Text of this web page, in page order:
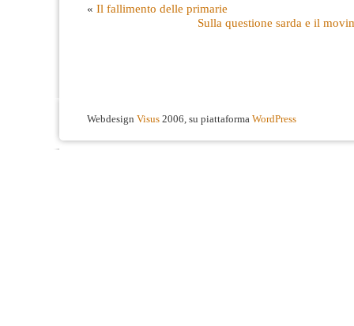
« Il fallimento delle primarie
Sulla questione sarda e il
Webdesign Visus 2006, su piattaforma WordPress